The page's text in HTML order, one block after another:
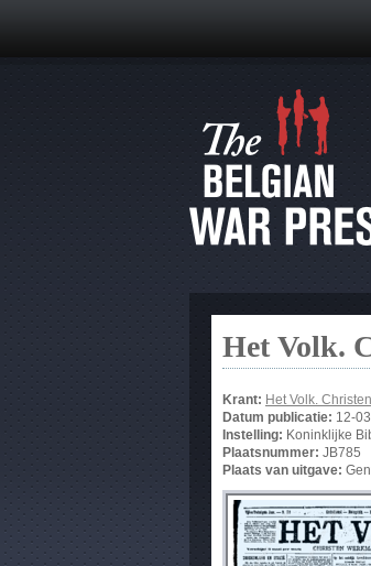
Het Volk.
Krant: Het Volk.
Datum publicatie: 12-
Instelling: Koninklijke
Plaatsnummer: JB785
Plaats van uitgave: